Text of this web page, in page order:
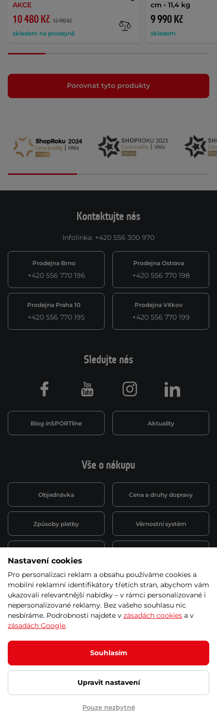
AKCE
10 480 Kč 13 490 Kč
skladem na prodejně
cm • 11,4 kg
9 990 Kč
skladem
Porovnat tyto produkty
Kontaktujte nás
Infolinka: +420 556 300 970
Prodejna Brno
+420 556 770 196
Prodejna Ostrava
+420 556 770 198
Prodejna Praha 10
+420 556 770 195
Prodejna Vítkov
+420 556 770 199
Vše o nákupu
Objednávka Cena a druhy dopravy
Způsoby platby Věrnostní systém
Půjčovna
obchodní podmínky
Kariéra
Sledujte nás
Blog inSPORTline Aktuality
Facebook Youtube Instagram LinkedIn
© 2026 SEVEN SPORT s.r.o Všechna práva vyhrazena
Podle zákona o evidenci tržeb je prodávající povinen vystavit
kupujícímu účtenku.
Zároveň je povinen zaevidovat přijatou tržbu u správce daně online; v
případě technického výpadku pak nejpozději do 48 hodin.
Ochrana osobních údajů Nastavení cookies Vnitřní oznamovací
systém Prohlášení přístupnosti
Nastavení cookies
Pro personalizaci reklam a obsahu používáme cookies a
mobilní reklamní identifikátory třetích stran, abychom vám
ukazovali relevantnější nabídky – v rámci personalizované i
nepersonalizované reklamy. Bez vašeho souhlasu nic
nesbíráme. Podrobnosti najdete v zásadách cookies a v
zásadách Google.
Souhlasím
Upravit nastavení
Pouze nezbytné